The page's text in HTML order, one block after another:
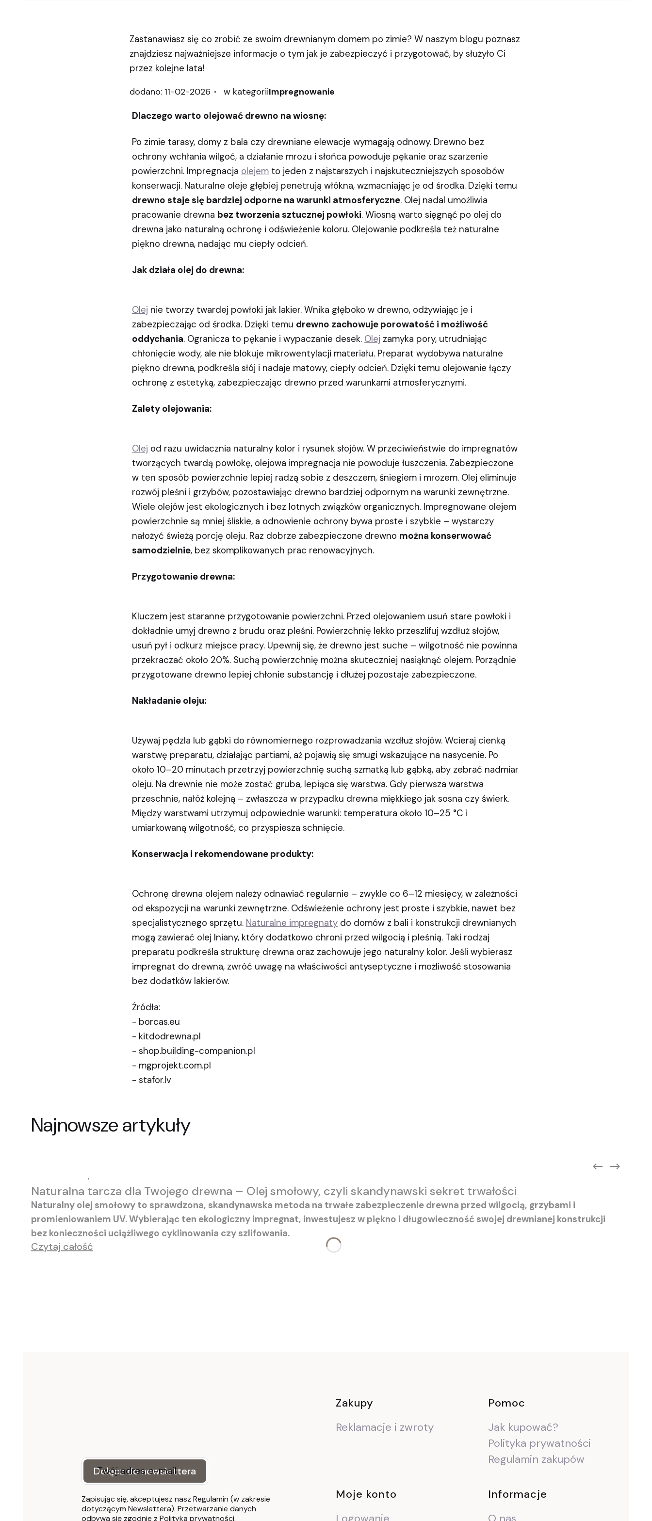
Zastanawiasz się co zrobić ze swoim drewnianym domem po zimie? W naszym blogu poznasz
znajdziesz najważniejsze informacje o tym jak je zabezpieczyć i przygotować, by służyło Ci
przez kolejne lata!
dodano: 11-02-2026 w kategoriiImpregnowanie
Dlaczego warto olejować drewno na wiosnę:
Po zimie tarasy, domy z bala czy drewniane elewacje wymagają odnowy. Drewno bez
ochrony wchłania wilgoć, a działanie mrozu i słońca powoduje pękanie oraz szarzenie
powierzchni. Impregnacja olejem to jeden z najstarszych i najskuteczniejszych sposobów
konserwacji. Naturalne oleje głębiej penetrują włókna, wzmacniając je od środka. Dzięki temu
drewno staje się bardziej odporne na warunki atmosferyczne. Olej nadal umożliwia
pracowanie drewna bez tworzenia sztucznej powłoki. Wiosną warto sięgnąć po olej do
drewna jako naturalną ochronę i odświeżenie koloru. Olejowanie podkreśla też naturalne
piękno drewna, nadając mu ciepły odcień.
Jak działa olej do drewna:
Olej nie tworzy twardej powłoki jak lakier. Wnika głęboko w drewno, odżywiając je i
zabezpieczając od środka. Dzięki temu drewno zachowuje porowatość i możliwość
oddychania. Ogranicza to pękanie i wypaczanie desek. Olej zamyka pory, utrudniając
chłonięcie wody, ale nie blokuje mikrowentylacji materiału. Preparat wydobywa naturalne
piękno drewna, podkreśla słój i nadaje matowy, ciepły odcień. Dzięki temu olejowanie łączy
ochronę z estetyką, zabezpieczając drewno przed warunkami atmosferycznymi.
Zalety olejowania:
Olej od razu uwidacznia naturalny kolor i rysunek słojów. W przeciwieństwie do impregnatów
tworzących twardą powłokę, olejowa impregnacja nie powoduje łuszczenia. Zabezpieczone
w ten sposób powierzchnie lepiej radzą sobie z deszczem, śniegiem i mrozem. Olej eliminuje
rozwój pleśni i grzybów, pozostawiając drewno bardziej odpornym na warunki zewnętrzne.
Wiele olejów jest ekologicznych i bez lotnych związków organicznych. Impregnowane olejem
powierzchnie są mniej śliskie, a odnowienie ochrony bywa proste i szybkie – wystarczy
nałożyć świeżą porcję oleju. Raz dobrze zabezpieczone drewno można konserwować
samodzielnie, bez skomplikowanych prac renowacyjnych.
Przygotowanie drewna:
Kluczem jest staranne przygotowanie powierzchni. Przed olejowaniem usuń stare powłoki i
dokładnie umyj drewno z brudu oraz pleśni. Powierzchnię lekko przeszlifuj wzdłuż słojów,
usuń pył i odkurz miejsce pracy. Upewnij się, że drewno jest suche – wilgotność nie powinna
przekraczać około 20%. Suchą powierzchnię można skuteczniej nasiąknąć olejem. Porządnie
przygotowane drewno lepiej chłonie substancję i dłużej pozostaje zabezpieczone.
Nakładanie oleju:
Używaj pędzla lub gąbki do równomiernego rozprowadzania wzdłuż słojów. Wcieraj cienką
warstwę preparatu, działając partiami, aż pojawią się smugi wskazujące na nasycenie. Po
około 10–20 minutach przetrzyj powierzchnię suchą szmatką lub gąbką, aby zebrać nadmiar
oleju. Na drewnie nie może zostać gruba, lepiąca się warstwa. Gdy pierwsza warstwa
przeschnie, nałóż kolejną – zwłaszcza w przypadku drewna miękkiego jak sosna czy świerk.
Między warstwami utrzymuj odpowiednie warunki: temperatura około 10–25 °C i
umiarkowaną wilgotność, co przyspiesza schnięcie.
Konserwacja i rekomendowane produkty:
Ochronę drewna olejem należy odnawiać regularnie – zwykle co 6–12 miesięcy, w zależności
od ekspozycji na warunki zewnętrzne. Odświeżenie ochrony jest proste i szybkie, nawet bez
specjalistycznego sprzętu. Naturalne impregnaty do domów z bali i konstrukcji drewnianych
mogą zawierać olej lniany, który dodatkowo chroni przed wilgocią i pleśnią. Taki rodzaj
preparatu podkreśla strukturę drewna oraz zachowuje jego naturalny kolor. Jeśli wybierasz
impregnat do drewna, zwróć uwagę na właściwości antyseptyczne i możliwość stosowania
bez dodatków lakierów.
Źródła:
- borcas.eu
- kitdodrewna.pl
- shop.building-companion.pl
- mgprojekt.com.pl
- stafor.lv
Najnowsze artykuły
Naturalna tarcza dla Twojego drewna – Olej smołowy, czyli skandynawski sekret trwałości
Naturalny olej smołowy to sprawdzona, skandynawska metoda na trwałe zabezpieczenie drewna przed wilgocią, grzybami i
promieniowaniem UV. Wybierając ten ekologiczny impregnat, inwestujesz w piękno i długowieczność swojej drewnianej konstrukcji
bez konieczności uciążliwego cyklinowania czy szlifowania.
Czytaj całość
Twój adres e-mail
Dołącz do newslettera
Zapisując się, akceptujesz nasz Regulamin (w zakresie
dotyczącym Newslettera). Przetwarzanie danych
odbywa się zgodnie z Polityką prywatności.
Linki w stopce
Zakupy
Reklamacje i zwroty
Pomoc
Jak kupować?
Polityka prywatności
Regulamin zakupów
Moje konto
Informacje